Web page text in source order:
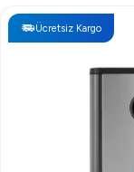
seçenek
Arıgastro
Arıgastro
Uzun
Kolay
Ücretsiz Kargo